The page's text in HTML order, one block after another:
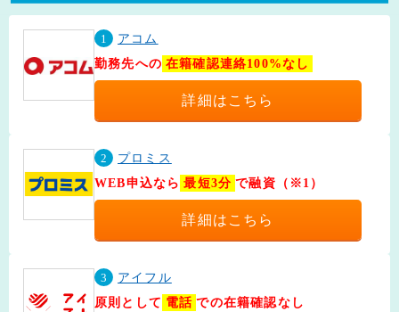
1
アコム
勤務先への 在籍確認連絡100%なし
詳細はこちら
2
プロミス
WEB申込なら 最短3分 で融資（※1）
詳細はこちら
3
アイフル
原則として 電話 での在籍確認なし